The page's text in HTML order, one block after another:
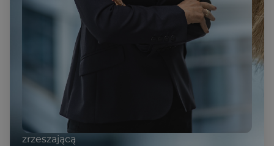
Roku
EMEA.
Współtworzyła
zrzeszającą